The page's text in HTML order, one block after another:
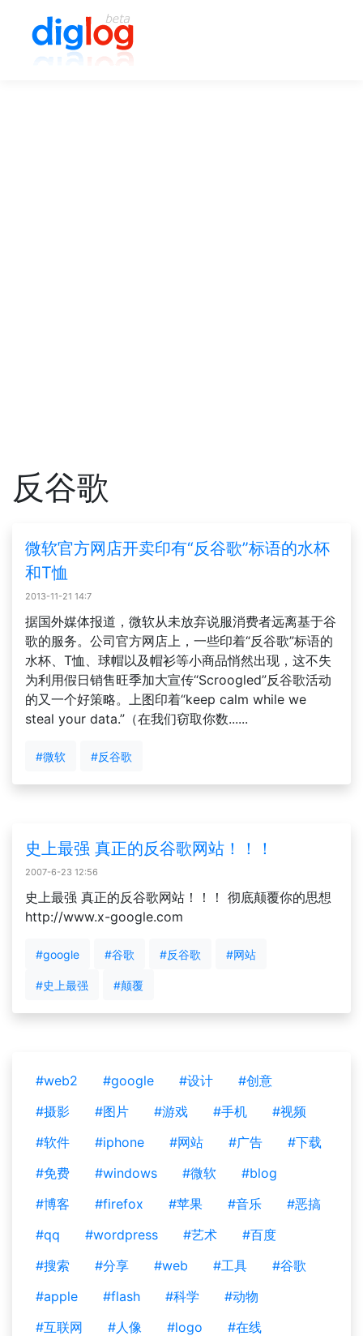
反谷歌
微软官方网店开卖印有“反谷歌”标语的水杯
和T恤
2013-11-21 14:7
据国外媒体报道，微软从未放弃说服消费者远离基于谷
歌的服务。公司官方网店上，一些印着“反谷歌”标语的
水杯、T恤、球帽以及帽衫等小商品悄然出现，这不失
为利用假日销售旺季加大宣传“Scroogled”反谷歌活动
的又一个好策略。上图印着“keep calm while we
steal your data.”（在我们窃取你数......
#微软 #反谷歌
史上最强 真正的反谷歌网站！！！
2007-6-23 12:56
史上最强 真正的反谷歌网站！！！ 彻底颠覆你的思想
http://www.x-google.com
#google #谷歌 #反谷歌 #网站
#史上最强 #颠覆
#web2 #google #设计
#创意
#摄影
#图片 #游戏 #手机
#视频
#软件
#iphone #网站 #广告
#下载
#免费
#windows #微软
#blog
#博客
#firefox #苹果 #音乐
#恶搞
#qq
#wordpress #艺术
#百度
#搜索
#分享 #web #工具
#谷歌
#apple
#flash #科学
#动物
#互联网
#人像 #logo
#在线